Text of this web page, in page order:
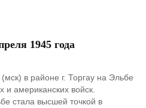
1945 года
в районе г. Торгау на Эльбе
и американских войск.
стала высшей точкой в